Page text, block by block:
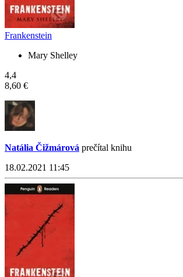
Frankenstein
Mary Shelley
4,4
8,60 €
Natália Čižmárová prečítal knihu
18.02.2021 11:45